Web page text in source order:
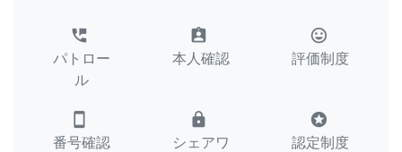
perm_phone_msg
パトロー
ル
assignment_ind
本人確認
tag_faces
評価制度
smartphone
番号確認
lock
シェアワ
stars
認定制度